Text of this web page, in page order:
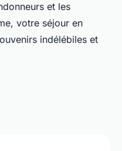
et les
votre séjour en
indélébiles et